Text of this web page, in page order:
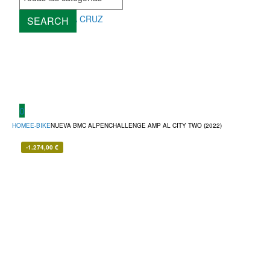
SANTA CRUZ
SEARCH
0
HOMEE-BIKENUEVA BMC ALPENCHALLENGE AMP AL CITY TWO (2022)
-1.274,00 €